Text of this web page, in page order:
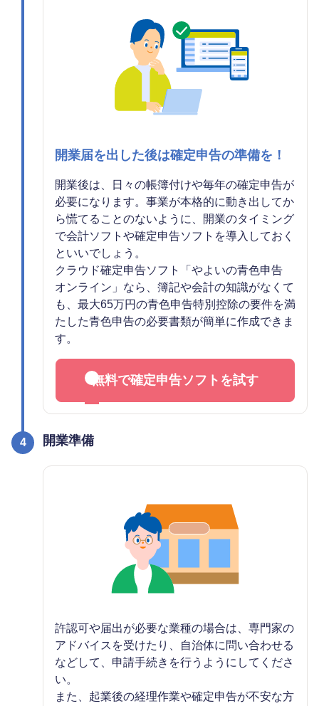
開業届を出した後は確定申告の準備を！
開業後は、日々の帳簿付けや毎年の確定申告が
必要になります。事業が本格的に動き出してか
ら慌てることのないように、開業のタイミング
で会計ソフトや確定申告ソフトを導入しておく
といいでしょう。
クラウド確定申告ソフト「やよいの青色申告
オンライン」なら、簿記や会計の知識がなくて
も、最大65万円の青色申告特別控除の要件を満
たした青色申告の必要書類が簡単に作成できま
す。
無料で確定申告ソフトを試す
4 開業準備
許認可や届出が必要な業種の場合は、専門家の
アドバイスを受けたり、自治体に問い合わせる
などして、申請手続きを行うようにしてくださ
い。
また、起業後の経理作業や確定申告が不安な方